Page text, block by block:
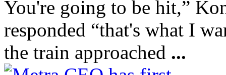
You're going to be hit,”
responded “that's what I
the train approached ...